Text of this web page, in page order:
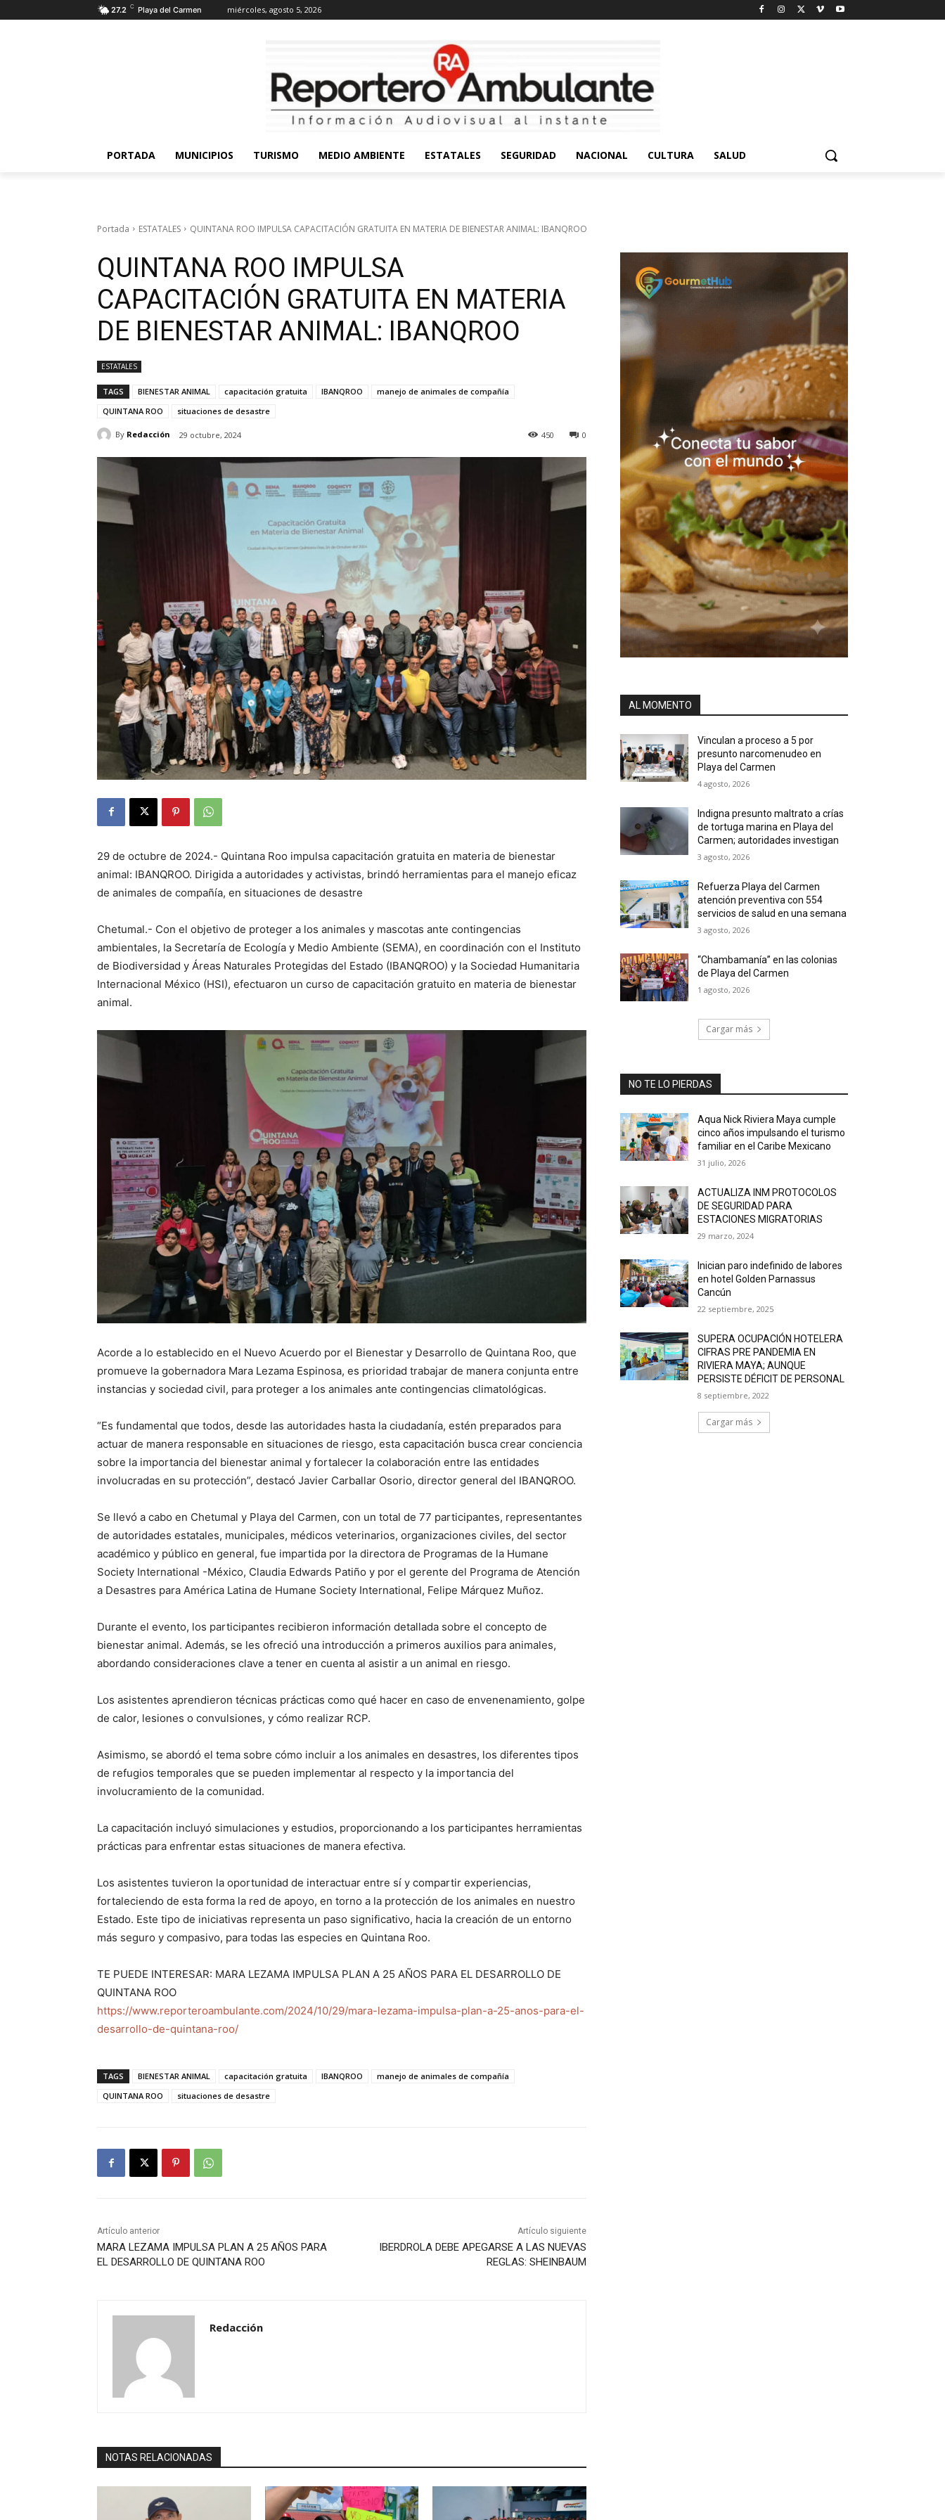
27.2 C Playa del Carmen miércoles, agosto 5, 2026
PORTADA MUNICIPIOS TURISMO MEDIO AMBIENTE ESTATALES SEGURIDAD NACIONAL CULTURA SALUD
Portada ESTATALES QUINTANA ROO IMPULSA CAPACITACIÓN GRATUITA EN MATERIA DE BIENESTAR ANIMAL: IBANQROO
QUINTANA ROO IMPULSA
CAPACITACIÓN GRATUITA EN MATERIA
DE BIENESTAR ANIMAL: IBANQROO
ESTATALES
TAGS BIENESTAR ANIMAL capacitación gratuita IBANQROO
manejo de animales de compañía
QUINTANA ROO
situaciones de desastre
By Redacción 29 octubre, 2024 0
450
29 de octubre de 2024.- Quintana Roo impulsa capacitación gratuita en materia de bienestar
animal: IBANQROO. Dirigida a autoridades y activistas, brindó herramientas para el manejo eficaz
de animales de compañía, en situaciones de desastre
Chetumal.- Con el objetivo de proteger a los animales y mascotas ante contingencias
ambientales, la Secretaría de Ecología y Medio Ambiente (SEMA), en coordinación con el Instituto
de Biodiversidad y Áreas Naturales Protegidas del Estado (IBANQROO) y la Sociedad Humanitaria
Internacional México (HSI), efectuaron un curso de capacitación gratuito en materia de bienestar
animal.
Acorde a lo establecido en el Nuevo Acuerdo por el Bienestar y Desarrollo de Quintana Roo, que
promueve la gobernadora Mara Lezama Espinosa, es prioridad trabajar de manera conjunta entre
instancias y sociedad civil, para proteger a los animales ante contingencias climatológicas.
“Es fundamental que todos, desde las autoridades hasta la ciudadanía, estén preparados para
actuar de manera responsable en situaciones de riesgo, esta capacitación busca crear conciencia
sobre la importancia del bienestar animal y fortalecer la colaboración entre las entidades
involucradas en su protección”, destacó Javier Carballar Osorio, director general del IBANQROO.
Se llevó a cabo en Chetumal y Playa del Carmen, con un total de 77 participantes, representantes
de autoridades estatales, municipales, médicos veterinarios, organizaciones civiles, del sector
académico y público en general, fue impartida por la directora de Programas de la Humane
Society International -México, Claudia Edwards Patiño y por el gerente del Programa de Atención
a Desastres para América Latina de Humane Society International, Felipe Márquez Muñoz.
Durante el evento, los participantes recibieron información detallada sobre el concepto de
bienestar animal. Además, se les ofreció una introducción a primeros auxilios para animales,
abordando consideraciones clave a tener en cuenta al asistir a un animal en riesgo.
Los asistentes aprendieron técnicas prácticas como qué hacer en caso de envenenamiento, golpe
de calor, lesiones o convulsiones, y cómo realizar RCP.
Asimismo, se abordó el tema sobre cómo incluir a los animales en desastres, los diferentes tipos
de refugios temporales que se pueden implementar al respecto y la importancia del
involucramiento de la comunidad.
La capacitación incluyó simulaciones y estudios, proporcionando a los participantes herramientas
prácticas para enfrentar estas situaciones de manera efectiva.
Los asistentes tuvieron la oportunidad de interactuar entre sí y compartir experiencias,
fortaleciendo de esta forma la red de apoyo, en torno a la protección de los animales en nuestro
Estado. Este tipo de iniciativas representa un paso significativo, hacia la creación de un entorno
más seguro y compasivo, para todas las especies en Quintana Roo.
TE PUEDE INTERESAR: MARA LEZAMA IMPULSA PLAN A 25 AÑOS PARA EL DESARROLLO DE
QUINTANA ROO
https://www.reporteroambulante.com/2024/10/29/mara-lezama-impulsa-plan-a-25-anos-para-el-
desarrollo-de-quintana-roo/
TAGS BIENESTAR ANIMAL capacitación gratuita IBANQROO
manejo de animales de compañía
QUINTANA ROO
situaciones de desastre
Artículo anterior
MARA LEZAMA IMPULSA PLAN A 25 AÑOS PARA
EL DESARROLLO DE QUINTANA ROO
Artículo siguiente
IBERDROLA DEBE APEGARSE A LAS NUEVAS
REGLAS: SHEINBAUM
Redacción
NOTAS RELACIONADAS
AL MOMENTO
Vinculan a proceso a 5 por
presunto narcomenudeo en
Playa del Carmen
4 agosto, 2026
Indigna presunto maltrato a crías
de tortuga marina en Playa del
Carmen; autoridades investigan
3 agosto, 2026
Refuerza Playa del Carmen
atención preventiva con 554
servicios de salud en una semana
3 agosto, 2026
“Chambamanía” en las colonias
de Playa del Carmen
1 agosto, 2026
Cargar más
NO TE LO PIERDAS
Aqua Nick Riviera Maya cumple
cinco años impulsando el turismo
familiar en el Caribe Mexicano
31 julio, 2026
ACTUALIZA INM PROTOCOLOS
DE SEGURIDAD PARA
ESTACIONES MIGRATORIAS
29 marzo, 2024
Inician paro indefinido de labores
en hotel Golden Parnassus
Cancún
22 septiembre, 2025
SUPERA OCUPACIÓN HOTELERA
CIFRAS PRE PANDEMIA EN
RIVIERA MAYA; AUNQUE
PERSISTE DÉFICIT DE PERSONAL
8 septiembre, 2022
Cargar más